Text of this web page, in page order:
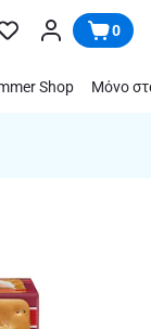
0
Shop Μόνο